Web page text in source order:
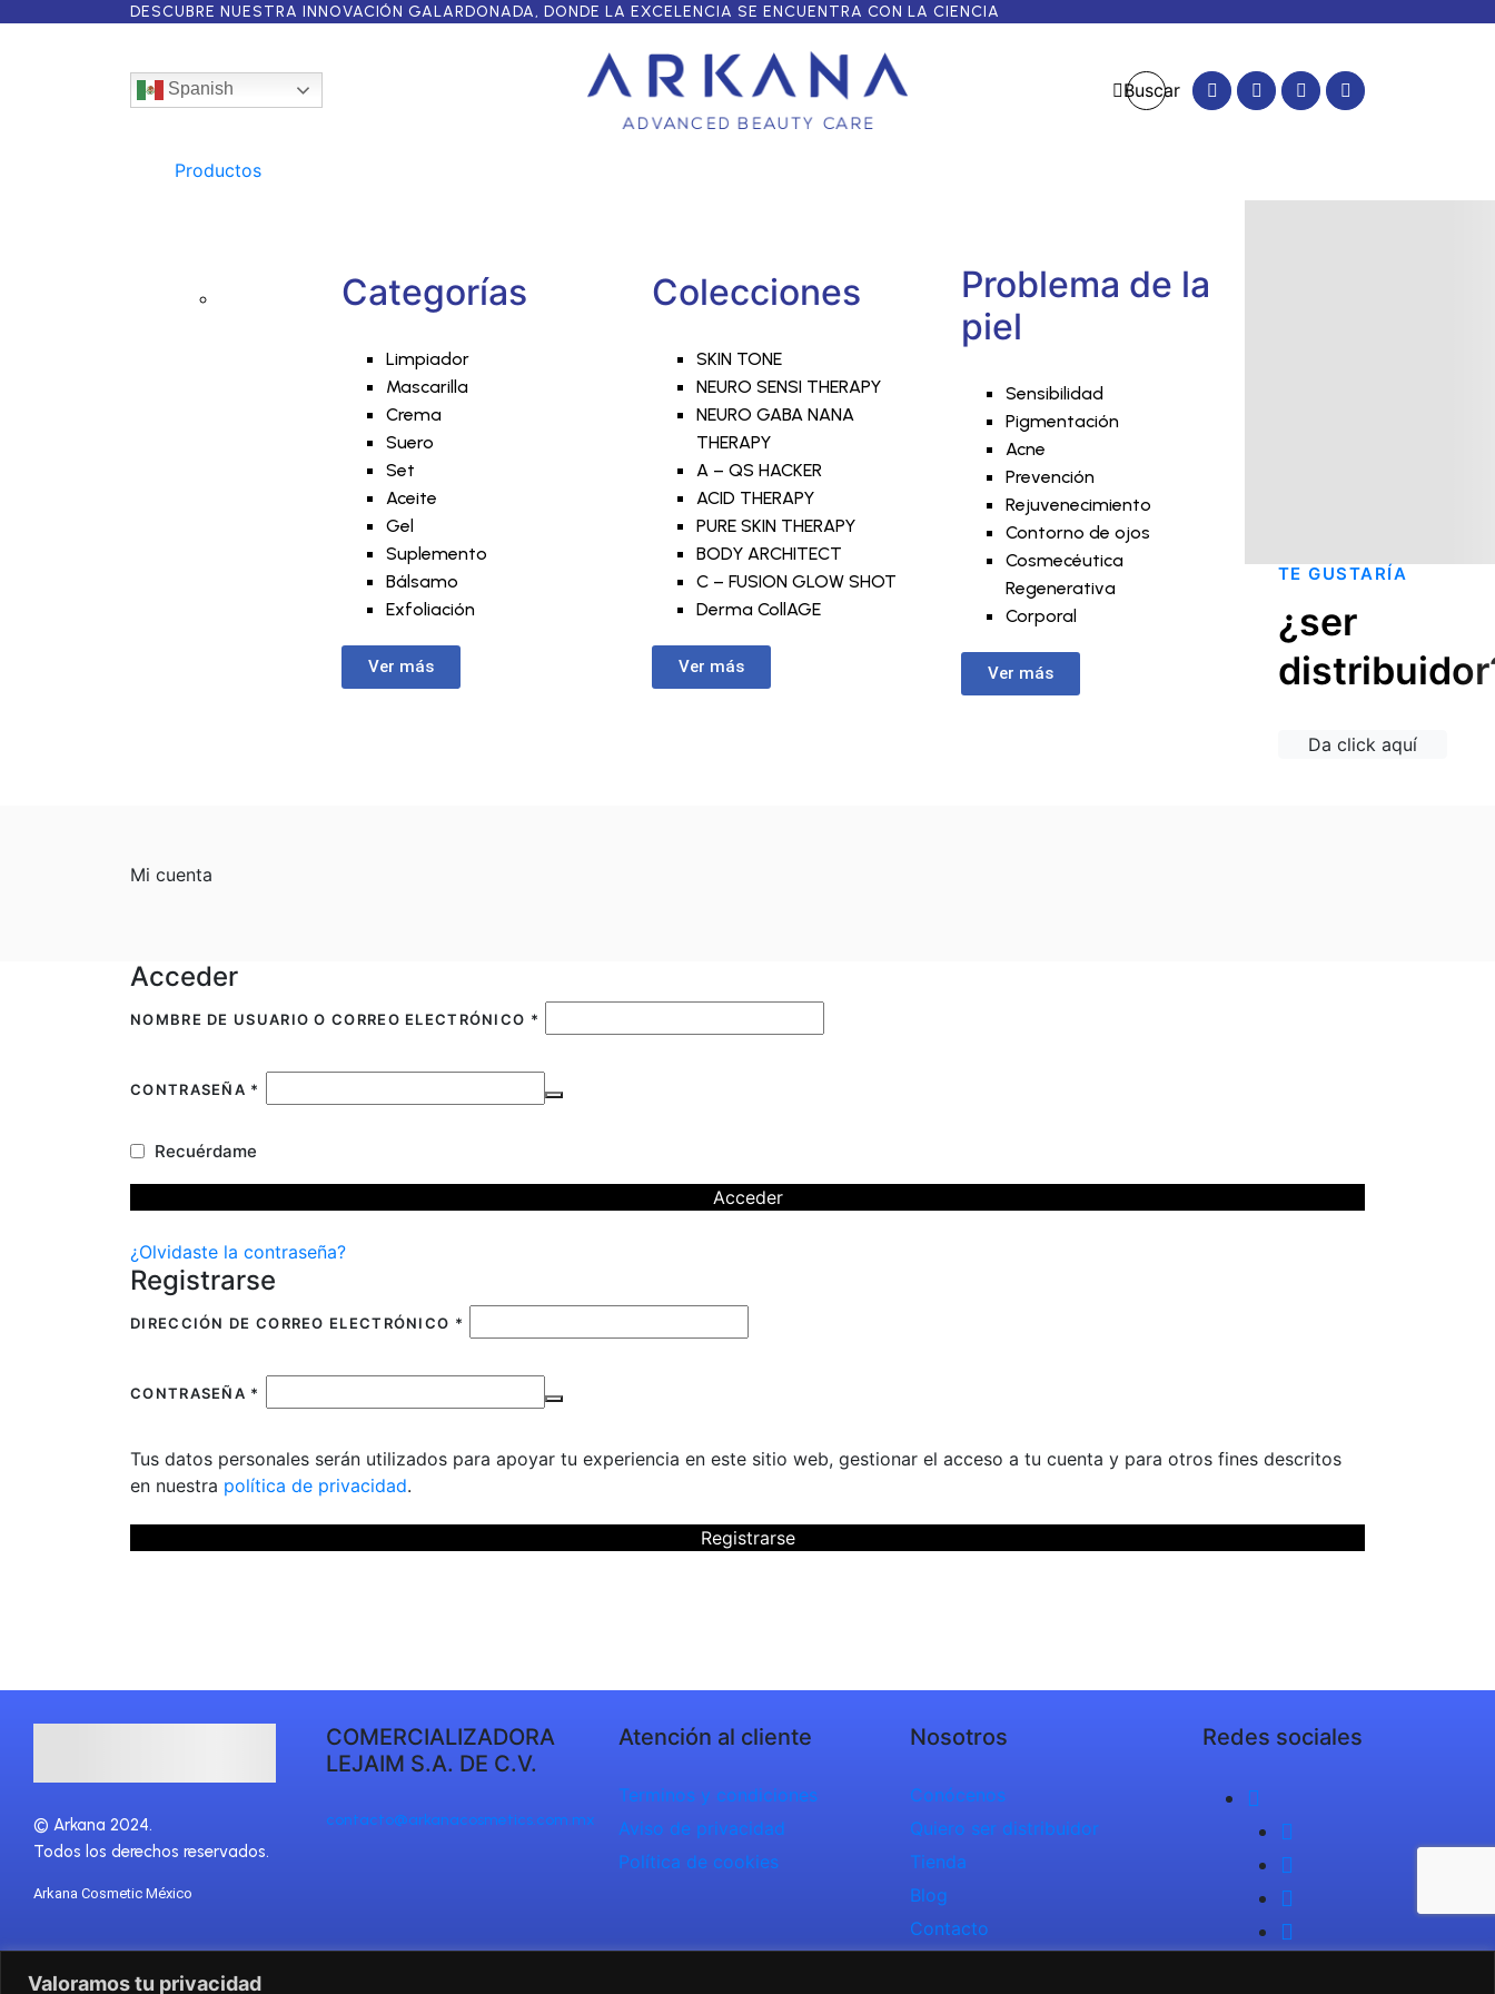
Valoramos tu privacidad
DESCUBRE NUESTRA INNOVACIÓN GALARDONADA, DONDE LA EXCELENCIA SE ENCUENTRA CON LA CIENCIA
Spanish Buscar
Productos
Categorías
Limpiador
Mascarilla
Crema
Suero
Set
Aceite
Gel
Suplemento
Bálsamo
Exfoliación
Ver más
Colecciones
SKIN TONE
NEURO SENSI THERAPY
NEURO GABA NANA
THERAPY
A – QS HACKER
ACID THERAPY
PURE SKIN THERAPY
BODY ARCHITECT
C – FUSION GLOW SHOT
Derma CollAGE
Ver más
Problema de la
piel
Sensibilidad
Pigmentación
Acne
Prevención
Rejuvenecimiento
Contorno de ojos
Cosmecéutica
Regenerativa
Corporal
Ver más
TE GUSTARÍA
¿ser
Da click aquí
Mi cuenta
Acceder
NOMBRE DE USUARIO O CORREO ELECTRÓNICO *
CONTRASEÑA *
Recuérdame
Acceder
¿Olvidaste la contraseña?
Registrarse
DIRECCIÓN DE CORREO ELECTRÓNICO *
CONTRASEÑA *
Tus datos personales serán utilizados para apoyar tu experiencia en este sitio web, gestionar el acceso a tu cuenta y para otros fines descritos
en nuestra política de privacidad.
Registrarse
© Arkana 2024.
Todos los derechos reservados.
Arkana Cosmetic México
COMERCIALIZADORA
LEJAIM S.A. DE C.V.
contacto@arkanacosmetics.com.mx
Atención al cliente
Terminos y condiciones
Aviso de privacidad
Política de cookies
Nosotros
Conócenos
Quiero ser distribuidor
Tienda
Blog
Contacto
Redes sociales